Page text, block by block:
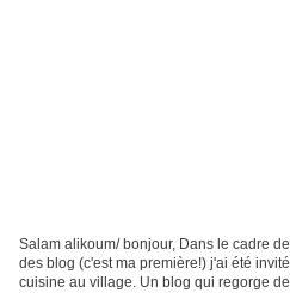
Salam alikoum/ bonjour, Dans le cadre
des blog (c'est ma première!) j'ai été
cuisine au village. Un blog qui regorge